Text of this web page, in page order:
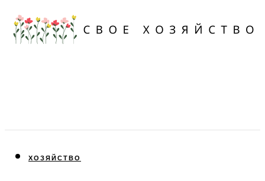
ХОЗЯЙСТВО